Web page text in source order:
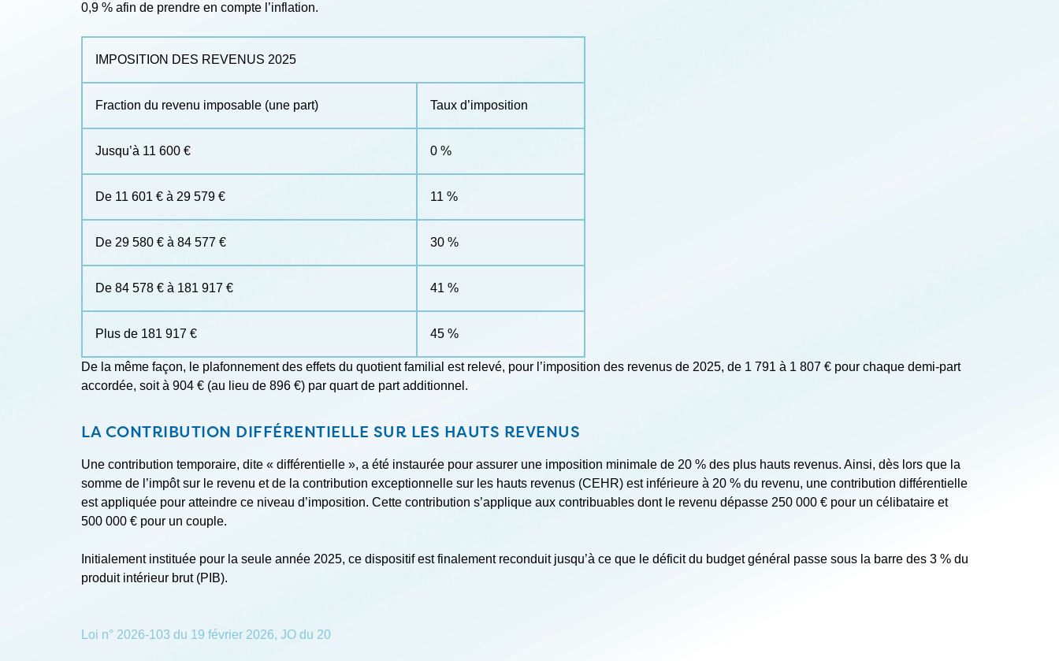
0,9 % afin de prendre en compte l’inflation.
IMPOSITION DES REVENUS 2025
Fraction du revenu imposable (une part) Taux d’imposition
Jusqu’à 11 600 € 0 %
De 11 601 € à 29 579 € 11 %
De 29 580 € à 84 577 € 30 %
De 84 578 € à 181 917 € 41 %
Plus de 181 917 € 45 %
De la même façon, le plafonnement des effets du quotient familial est relevé, pour l’imposition des revenus de 2025, de 1 791 à 1 807 € pour chaque demi-part
accordée, soit à 904 € (au lieu de 896 €) par quart de part additionnel.
LA CONTRIBUTION DIFFÉRENTIELLE SUR LES HAUTS REVENUS
Une contribution temporaire, dite « différentielle », a été instaurée pour assurer une imposition minimale de 20 % des plus hauts revenus. Ainsi, dès lors que la
somme de l’impôt sur le revenu et de la contribution exceptionnelle sur les hauts revenus (CEHR) est inférieure à 20 % du revenu, une contribution différentielle
est appliquée pour atteindre ce niveau d’imposition. Cette contribution s’applique aux contribuables dont le revenu dépasse 250 000 € pour un célibataire et
500 000 € pour un couple.
Initialement instituée pour la seule année 2025, ce dispositif est finalement reconduit jusqu’à ce que le déficit du budget général passe sous la barre des 3 % du
produit intérieur brut (PIB).
Loi n° 2026-103 du 19 février 2026, JO du 20